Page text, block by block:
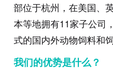
部位于杭州，在美国、
本等地拥有11家子公司
式的国内外动物饲料和
我们的优势是什么？